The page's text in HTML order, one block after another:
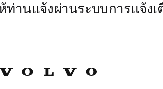
านแจ้งผ่านระบบการแจ้ง